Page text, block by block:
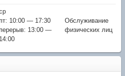
пт: 10:00 — 17:30
перерыв: 13:00 —
14:00
Обслуживание
физических лиц